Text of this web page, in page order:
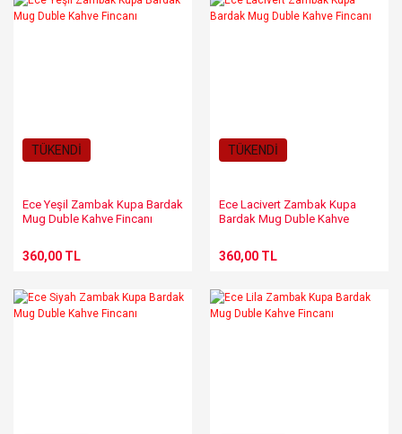
TÜKENDİ
Ece Yeşil Zambak Kupa Bardak
Mug Duble Kahve Fincanı
360,00 TL
TÜKENDİ
Ece Lacivert Zambak Kupa
Bardak Mug Duble Kahve
360,00 TL